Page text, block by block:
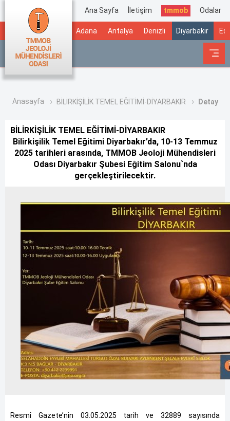
Ana Sayfa İletişim tmmob Odalar
Adana Antalya Denizli Diyarbakır
Anasayfa BİLİRKİŞİLİK TEMEL EĞİTİMİ-DİYARBAKIR Detay
BİLİRKİŞİLİK TEMEL EĞİTİMİ-DİYARBAKIR
Bilirkişilik Temel Eğitimi Diyarbakır’da, 10-13 Temmuz
2025 tarihleri arasında, TMMOB Jeoloji Mühendisleri
Odası Diyarbakır Şubesi Eğitim Salonu`nda
gerçekleştirilecektir.
Resmî Gazete’nin 03.05.2025 tarih ve 32889 sayısında